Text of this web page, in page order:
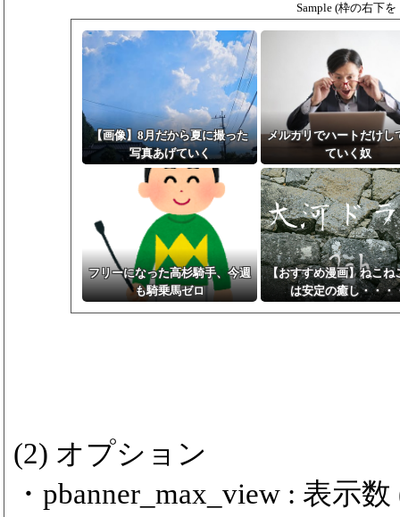
Sample (枠の右下
【画像】8月だから夏に撮った
写真あげていく
メルカリでハートだけし
ていく奴
フリーになった高杉騎手、今週
も騎乗馬ゼロ
【おすすめ漫画】ねこね
は安定の癒し・・・
(2) オプション
・pbanner_max_view : 表示